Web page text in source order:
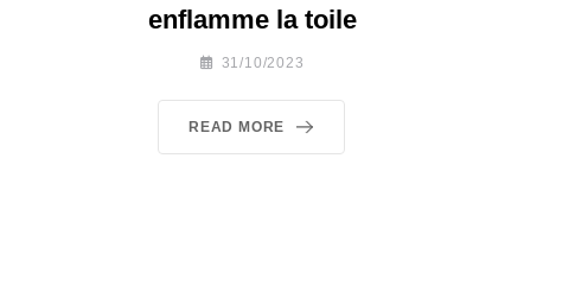
enflamme la toile
31/10/2023
READ MORE